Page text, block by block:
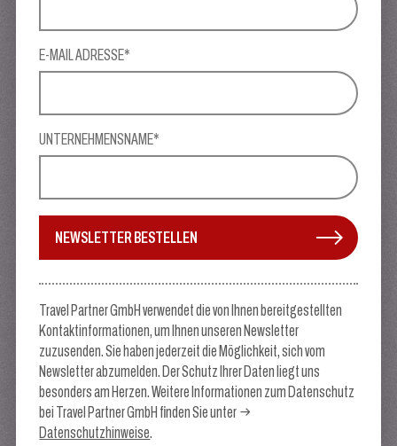
E-MAIL ADRESSE*
UNTERNEHMENSNAME*
NEWSLETTER BESTELLEN
Travel Partner GmbH verwendet die von Ihnen bereitgestellten
Kontaktinformationen, um Ihnen unseren Newsletter
zuzusenden. Sie haben jederzeit die Möglichkeit, sich vom
Newsletter abzumelden. Der Schutz Ihrer Daten liegt uns
besonders am Herzen. Weitere Informationen zum Datenschutz
bei Travel Partner GmbH finden Sie unter
Datenschutzhinweise.